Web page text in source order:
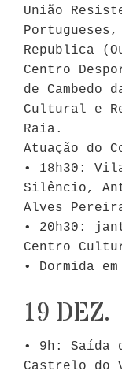
União
Republica
Centro
de Cambedo
Cultural e
Raia.
Atuação do
• 18h30:
Silêncio,
Alves
• 20h30:
Centro
• Dormida em
19 DEZ.
• 9h: Saída
Castrelo do